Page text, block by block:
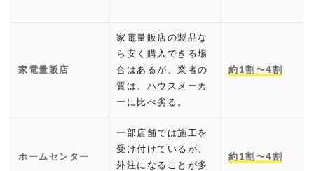
家電量販店
家電量販店の製品な
ら安く購入できる場
合はあるが、業者の
質は、ハウスメーカ
ーに比べ劣る。
約1割〜4割
ホームセンター
一部店舗では施工を
受け付けているが、
外注になることが多
約1割〜4割